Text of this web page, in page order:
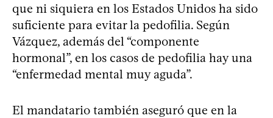
que ni siquiera en los Estados Unidos ha sido
suficiente para evitar la pedofilia. Según
Vázquez, además del “componente
hormonal”, en los casos de pedofilia hay una
“enfermedad mental muy aguda”.
El mandatario también aseguró que en la